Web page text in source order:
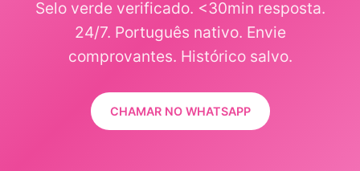
Selo verde verificado. <30min resposta.
24/7. Português nativo. Envie
comprovantes. Histórico salvo.
CHAMAR NO WHATSAPP